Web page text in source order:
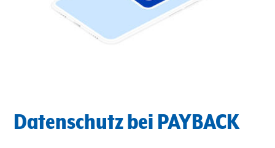
Datenschutz bei PAYBACK